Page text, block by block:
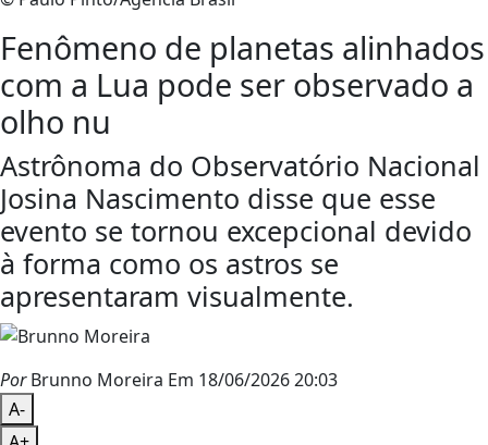
Fenômeno de planetas alinhados
com a Lua pode ser observado a
olho nu
Astrônoma do Observatório Nacional
Josina Nascimento disse que esse
evento se tornou excepcional devido
à forma como os astros se
apresentaram visualmente.
PorBrunno Moreira Em 18/06/2026 20:03
A-